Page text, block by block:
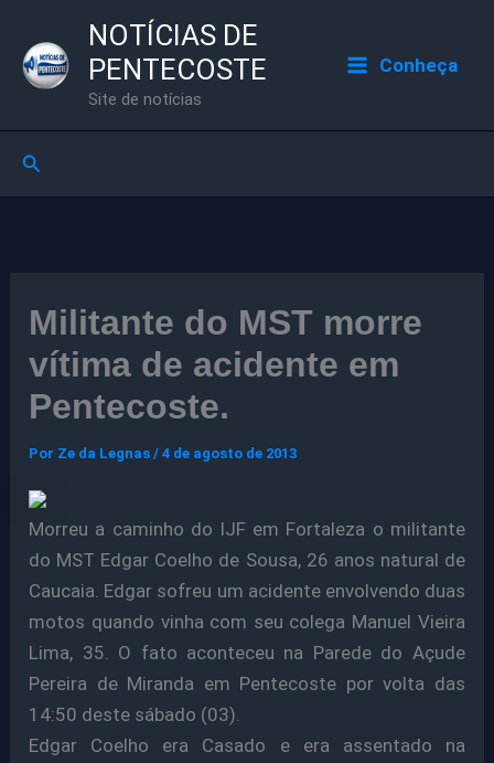
para
NOTÍCIAS DE
PENTECOSTE
Site de notícias
Conheça
Pesquisar
Militante do MST morre
vítima de acidente em
Pentecoste.
Por Ze da Legnas/4 de agosto de 2013
Morreu a caminho do IJF em Fortaleza o militante
do MST Edgar Coelho de Sousa, 26 anos natural de
Caucaia. Edgar sofreu um acidente envolvendo duas
motos quando vinha com seu colega Manuel Vieira
Lima, 35. O fato aconteceu na Parede do Açude
Pereira de Miranda em Pentecoste por volta das
14:50 deste sábado (03).
Edgar Coelho era Casado e era assentado na